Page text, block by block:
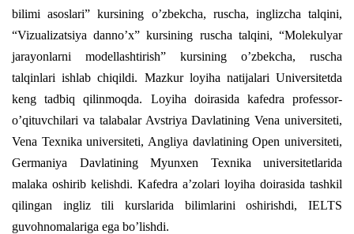
bilimi asoslari” kursining o’zbekcha, ruscha, inglizcha talqini,
“Vizualizatsiya danno’x” kursining ruscha talqini, “Molekulyar
jarayonlarni modellashtirish” kursining o’zbekcha, ruscha
talqinlari ishlab chiqildi. Mazkur loyiha natijalari Universitetda
keng tadbiq qilinmoqda. Loyiha doirasida kafedra professor-
o’qituvchilari va talabalar Avstriya Davlatining Vena universiteti,
Vena Texnika universiteti, Angliya davlatining Open universiteti,
Germaniya Davlatining Myunxen Texnika universitetlarida
malaka oshirib kelishdi. Kafedra a’zolari loyiha doirasida tashkil
qilingan ingliz tili kurslarida bilimlarini oshirishdi, IELTS
guvohnomalariga ega bo’lishdi.